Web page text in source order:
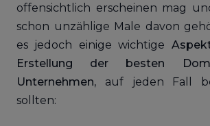
offensichtlich erscheinen mag
schon unzählige Male davon
es jedoch einige wichtige
Erstellung der besten
Unternehmen, auf jeden Fall
sollten: